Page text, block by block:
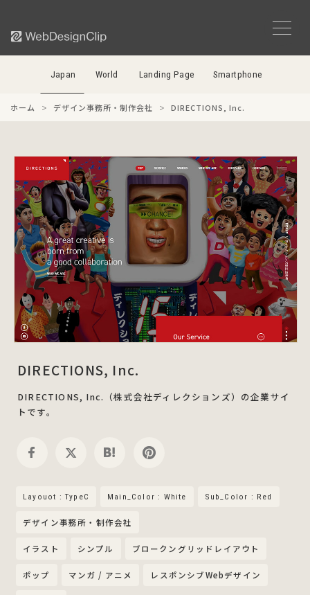
Japan World Landing Page Smartphone
ホーム デザイン事務所・制作会社 DIRECTIONS, Inc.
DIRECTIONS, Inc.
DIRECTIONS, Inc.（株式会社ディレクションズ）の企業サイ
トです。
Layouot : TypeC Main_Color : White Sub_Color : Red
デザイン事務所・制作会社
イラスト シンプル ブロークングリッドレイアウト
ポップ マンガ / アニメ レスポンシブWebデザイン